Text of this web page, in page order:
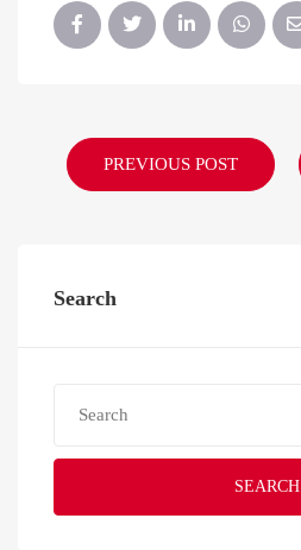
PREVIOUS POST
Search
SEARCH